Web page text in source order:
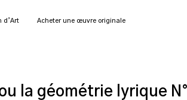
d’Art Acheter une œuvre originale
la géométrie lyrique